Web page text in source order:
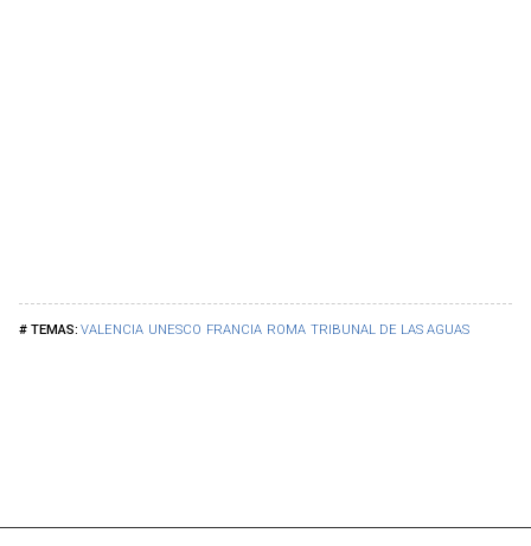
VALENCIA UNESCO FRANCIA ROMA TRIBUNAL DE LAS AGUAS